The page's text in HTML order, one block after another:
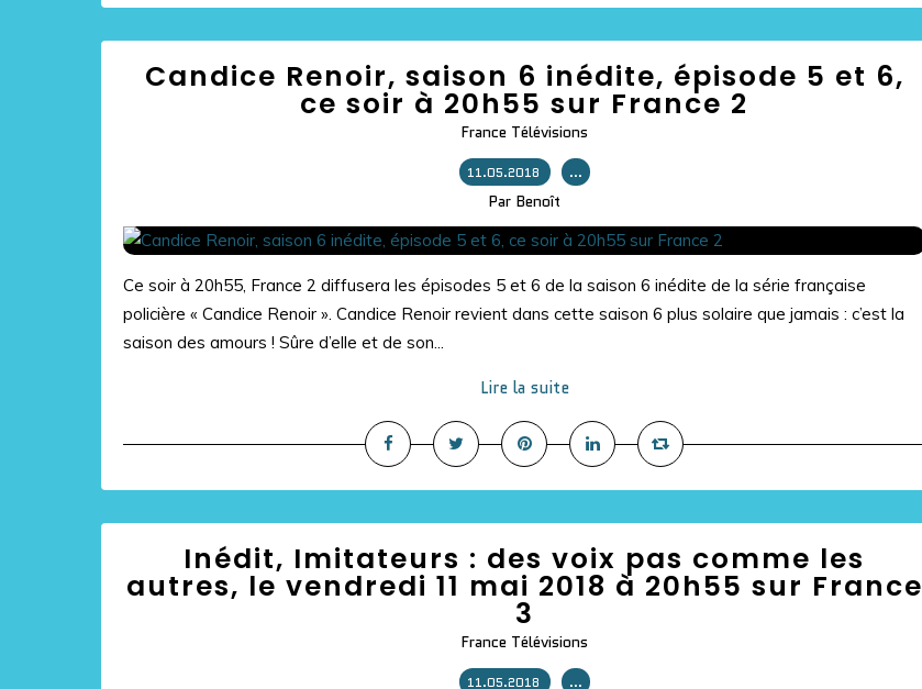
Candice Renoir, saison 6 inédite, épisode 5 et 6,
ce soir à 20h55 sur France 2
France Télévisions
11.05.2018 …
Par Benoît
Ce soir à 20h55, France 2 diffusera les épisodes 5 et 6 de la saison 6 inédite de la série française
policière « Candice Renoir ». Candice Renoir revient dans cette saison 6 plus solaire que jamais : c’est la
saison des amours ! Sûre d’elle et de son...
Lire la suite
Inédit, Imitateurs : des voix pas comme les
autres, le vendredi 11 mai 2018 à 20h55 sur France
3
France Télévisions
11.05.2018 …